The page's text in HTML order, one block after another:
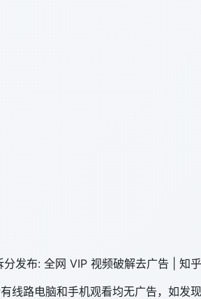
发布: 全网 VIP 视频破解去广告 | 知
路电脑和手机观看均无广告，如发